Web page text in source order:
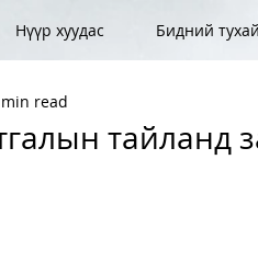
Нүүр хуудас Бидний тухай
тайланд
read